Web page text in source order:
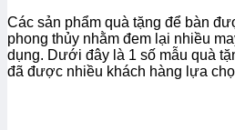
Các sản phẩm quà tặng để bàn
phong thủy nhằm đem lại nhiều
dụng. Dưới đây là 1 số mẫu quà
đã được nhiều khách hàng lựa